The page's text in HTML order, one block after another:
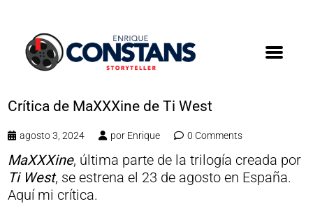
Crítica de MaXXXine de Ti West
agosto 3, 2024 por Enrique 0 Comments
MaXXXine, última parte de la trilogía creada por
Ti West, se estrena el 23 de agosto en España.
Aquí mi crítica.